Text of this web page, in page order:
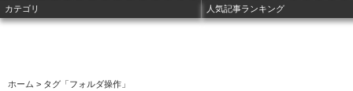
ホーム > タグ「フォルダ操作」
カテゴリ 人気記事ランキング